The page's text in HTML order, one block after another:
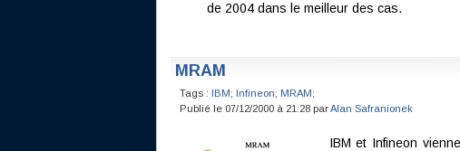
de 2004 dans le meilleur des cas.
MRAM
Tags : IBM; Infineon; MRAM;
Publié le 07/12/2000 à 21:28 parAlan Safranionek
IBM et Infineon